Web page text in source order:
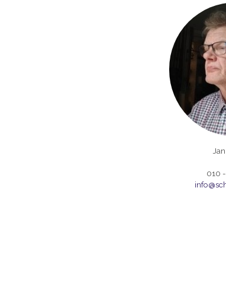
010